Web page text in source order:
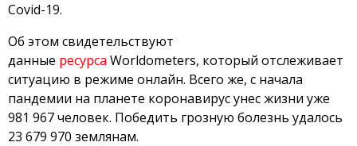
Covid-19.
Об этом свидетельствуют
данные ресурса Worldometers, который отслеживает
ситуацию в режиме онлайн. Всего же, с начала
пандемии на планете коронавирус унес жизни уже
981 967 человек. Победить грозную болезнь удалось
23 679 970 землянам.